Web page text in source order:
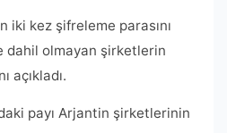
iki kez şifreleme parasını
dahil olmayan şirketlerin
açıkladı.
payı Arjantin şirketlerinin